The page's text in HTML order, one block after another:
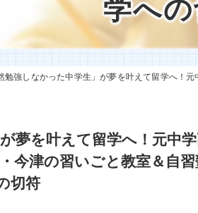
講師紹介学へ
勉強しなかった中学生」が夢を叶えて留学へ！元中学高校教員
夢を叶えて留学へ！元中
今津の習いごと教室＆自
切符